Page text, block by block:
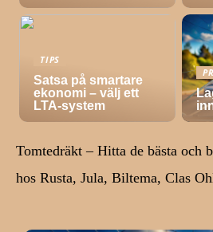
TIPS
Satsa på smartare
ekonomi – välj ett
LTA-system
Tomtedräkt – Hitta de bästa och
hos Rusta, Jula, Biltema, Clas